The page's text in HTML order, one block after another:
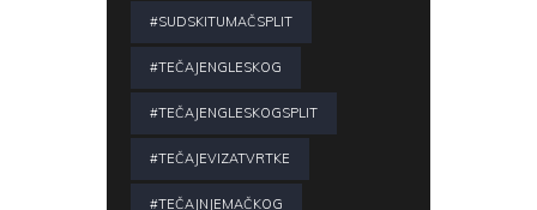
#SUDSKITUMAČSPLIT
#TEČAJENGLESKOG
#TEČAJENGLESKOGSPLIT
#TEČAJEVIZATVRTKE
#TEČAJNJEMAČKOG